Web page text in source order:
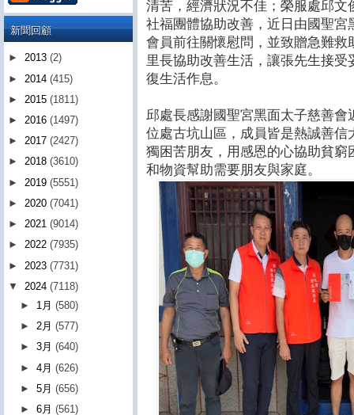
清苦，經濟狀況不佳；榮服處邱
社福團體協助改善，近日由國聖
會員前往關懷慰問，並致贈急難
里長協助改善生活，讓張先生接
復生活作息。
邱處長感謝國聖宮黑面太子慈善
位處古坑山區，成員皆是熱誠善
獨困苦朋友，用感恩的心協助貧
和物資幫助需要朋友與家庭。
新聞回顧
► 2013 (2)
► 2014 (415)
► 2015 (1811)
► 2016 (1497)
► 2017 (2427)
► 2018 (3610)
► 2019 (5551)
► 2020 (7041)
► 2021 (9014)
► 2022 (7935)
► 2023 (7731)
▼ 2024 (7118)
► 1月(580)
►2月(577)
►3月(640)
►4月(626)
►5月(656)
►6月(561)